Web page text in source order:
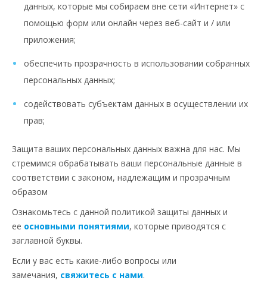
данных, которые мы собираем вне сети «Интернет» с
помощью форм или онлайн через веб-сайт и / или
приложения;
обеспечить прозрачность в использовании собранных
персональных данных;
содействовать субъектам данных в осуществлении их
прав;
Защита ваших персональных данных важна для нас. Мы
стремимся обрабатывать ваши персональные данные в
соответствии с законом, надлежащим и прозрачным
образом
Ознакомьтесь с данной политикой защиты данных и
ее основными понятиями, которые приводятся с
заглавной буквы.
Если у вас есть какие-либо вопросы или
замечания, свяжитесь с нами.